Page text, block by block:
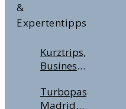
&
Expertentipps
Kurztrips,
Business
Handgepäckregeln:
Turbopass
Madrid –